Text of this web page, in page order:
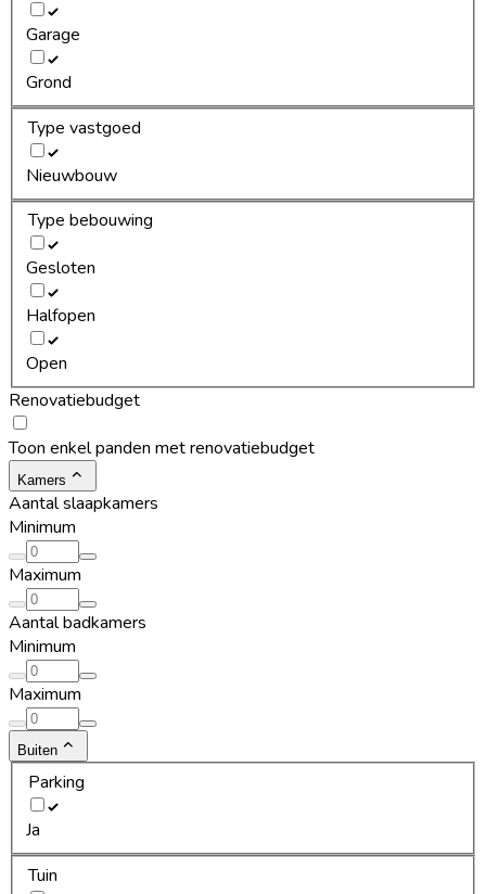
Garage
Grond
Type vastgoed
Nieuwbouw
Type bebouwing
Gesloten
Halfopen
Open
Renovatiebudget
Toon enkel panden met renovatiebudget
Kamers
Aantal slaapkamers
Minimum
Maximum
Aantal badkamers
Minimum
Maximum
Buiten
Parking
Ja
Tuin